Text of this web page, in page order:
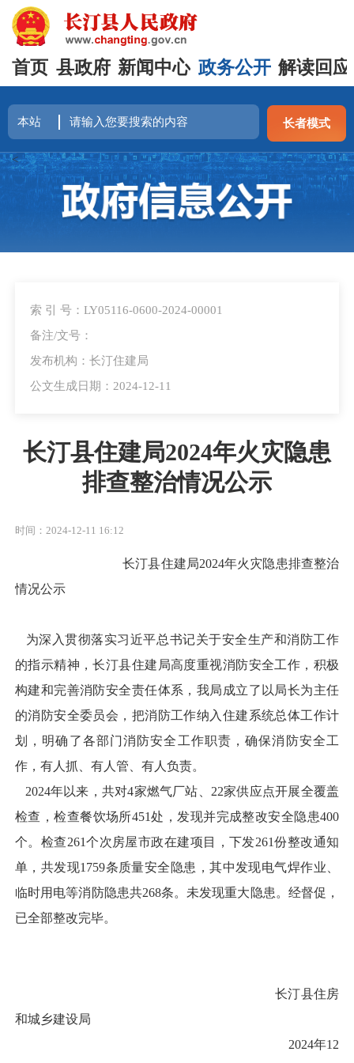
首页 县政府 新闻中心 政务公开 解读回应
长者模式
<
索 引 号：LY05116-0600-2024-00001
备注/文号：
发布机构：长汀住建局
公文生成日期：2024-12-11
长汀县住建局2024年火灾隐患
排查整治情况公示
时间：2024-12-11 16:12
长汀县住建局2024年火灾隐患排查整治
情况公示
为深入贯彻落实习近平总书记关于安全生产和消防工作
的指示精神，长汀县住建局高度重视消防安全工作，积极
构建和完善消防安全责任体系，我局成立了以局长为主任
的消防安全委员会，把消防工作纳入住建系统总体工作计
划，明确了各部门消防安全工作职责，确保消防安全工
作，有人抓、有人管、有人负责。
2024年以来，共对4家燃气厂站、22家供应点开展全覆盖
检查，检查餐饮场所451处，发现并完成整改安全隐患400
个。检查261个次房屋市政在建项目，下发261份整改通知
单，共发现1759条质量安全隐患，其中发现电气焊作业、
临时用电等消防隐患共268条。未发现重大隐患。经督促，
已全部整改完毕。
长汀县住房
和城乡建设局
2024年12